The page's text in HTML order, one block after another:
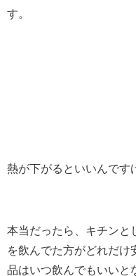
す。
熱が下がるといいんです
本当だったら、キチンと
を飲んでた方がどれだけ
品はいつ飲んでもいいと